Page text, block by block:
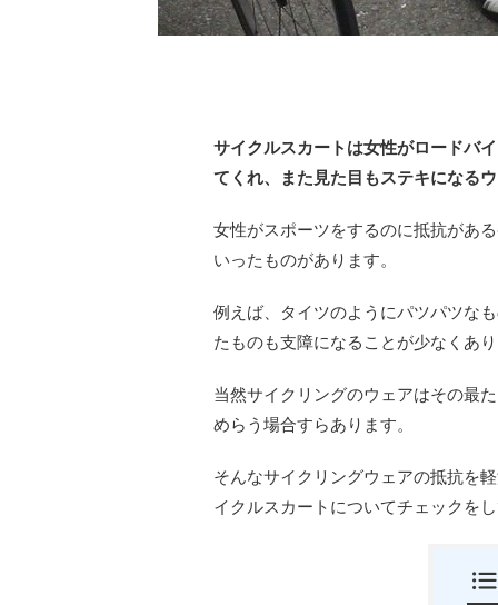
サイクルスカート は女性がロードバ
てくれ、また見た目もステキになる
女性がスポーツをするのに抵抗があ
いったものがあります。
例えば、タイツのようにパツパツな
たものも支障になることが少なくあ
当然サイクリングのウェアはその最
めらう場合すらあります。
そんなサイクリングウェアの抵抗を
イクルスカートについてチェックを